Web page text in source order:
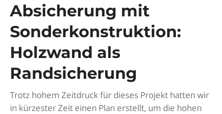
Absicherung mit
Sonderkonstruktion:
Holzwand als
Randsicherung
Trotz hohem Zeitdruck für dieses Projekt hatten wir
in kürzester Zeit einen Plan erstellt, um die hohen